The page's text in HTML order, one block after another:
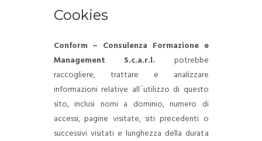
Cookies
Conform – Consulenza Formazione e
Management S.c.a.r.l. potrebbe
raccogliere, trattare e analizzare
informazioni relative all´utilizzo di questo
sito, inclusi nomi a dominio, numero di
accessi, pagine visitate, siti precedenti o
successivi visitati e lunghezza della durata